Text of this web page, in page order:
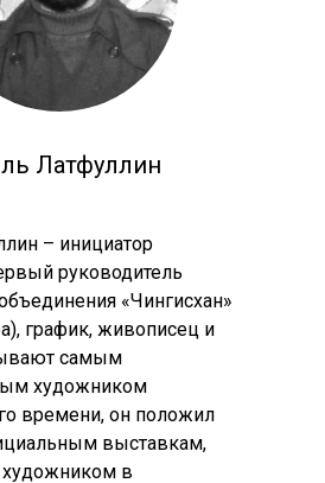
– инициатор
руководитель
«Чингисхан»
график, живописец и
самым
художником
времени, он положил
выставкам,
в
Латфуллин